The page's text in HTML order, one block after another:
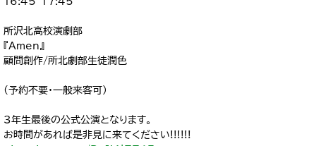
所沢北高校演劇部
『Amen』
顧問創作/所北劇部生徒潤色
(予約不要・一般来客可)
3年生最後の公式公演となります。
お時間があれば是非見に来てください!!!!!!